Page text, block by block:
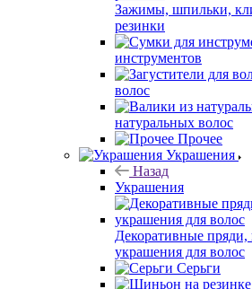
Зажимы, шпильки,
резинки
инструментов
волос
натуральных волос
Прочее
Украшения
Назад
Украшения
Декоративные пряди,
украшения для волос
Серьги